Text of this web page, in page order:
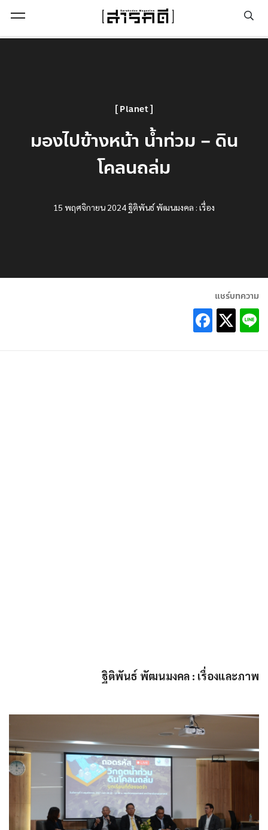
Planet
มองไปข้างหน้า น้ำท่วม – ดิน
โคลนถล่ม
15 พฤศจิกายน 2024 ฐิติพันธ์ พัฒนมงคล : เรื่อง
แชร์บทความ
ฐิติพันธ์ พัฒนมงคล : เรื่องและภาพ